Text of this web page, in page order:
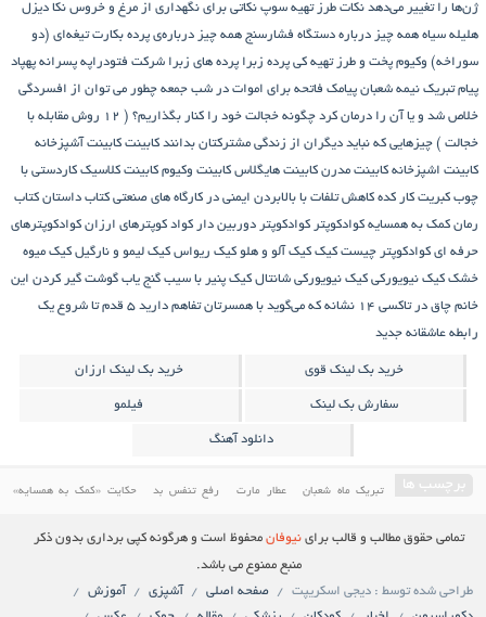
ژن‌ها را تغییر می‌دهد نکات طرز تهیه سوپ نکاتی برای نگهداری از مرغ و خروس نکا دیزل
هلیله سیاه همه چیز درباره دستگاه فشارسنج همه چیز درباره‌ی پرده بکارت تیغه‌ای (دو
سوراخه) وکیوم پخت و طرز تهیه کی پرده زبرا پرده های زبرا شرکت فتودراپه پسرانه پهپاد
پیام تبریک نیمه شعبان پیامک فاتحه برای اموات در شب جمعه چطور می توان از افسردگی
خلاص شد و یا آن را درمان کرد
چگونه خجالت خود را کنار بگذاریم؟ ( 12 روش مقابله با
خجالت ) چیزهایی که نباید دیگران از زندگی مشترکتان بدانند کابینت کابینت آشپزخانه
کابینت اشپزخانه کابینت مدرن کابینت هایگلاس کابینت وکیوم کابینت کلاسیک کاردستی با
چوب کبریت کار کده کاهش تلفات با بالابردن ایمنی در کارگاه های صنعتی کتاب داستان کتاب
رمان کمک به همسایه کوادکوپتر کوادکوپتر دوربین دار کواد کوپترهای ارزان کوادکوپترهای
حرفه ای کوادکوپتر چیست کیک کیک آلو و هلو کیک ریواس کیک لیمو و نارگیل کیک میوه
خشک کیک نیویورکی کیک نیویورکی شانتال کیک پنیر با سیب گنج‌ یاب گوشت گیر کردن این
خانم چاق در تاکسی ۱۴ نشانه که می‌گوید با همسرتان تفاهم دارید
۵ قدم تا شروع یک
رابطه عاشقانه جدید
خرید بک لینک قوی خرید بک لینک ارزان
سفارش بک لینک فیلمو
دانلود آهنگ
برچسب ها تبریک ماه شعبان عطار مارت رفع تنفس بد حکایت «کمک به همسایه»
معرفی کاخ مروارید یکی از باارزش ترین کاخ های
ایران دانلود فیلم ایرانی جدید کیک ریواس کیک
تمامی حقوق مطالب و قالب برای نیوفانمحفوظ است و هرگونه کپی برداری بدون ذکر
منبع ممنوع می باشد.
طراحی شده توسط : دیجی اسکریپت
صفحه اصلی آشپزی
آموزش